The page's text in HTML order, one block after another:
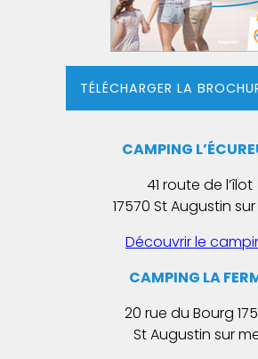
TÉLÉCHARGER LA
CAMPING
41 route de l’îlot
17570 St Augustin
Découvrir le
CAMPING LA
20 rue du Bourg
St Augustin sur